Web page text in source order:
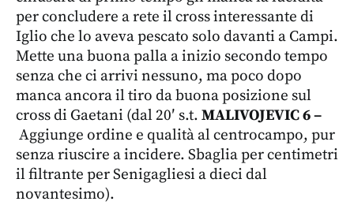
per concludere a rete il cross interessante di
Iglio che lo aveva pescato solo davanti a Campi.
Mette una buona palla a inizio secondo tempo
senza che ci arrivi nessuno, ma poco dopo
manca ancora il tiro da buona posizione sul
cross di Gaetani (dal 20′ s.t. MALIVOJEVIC 6 –
Aggiunge ordine e qualità al centrocampo, pur
senza riuscire a incidere. Sbaglia per centimetri
il filtrante per Senigagliesi a dieci dal
novantesimo).